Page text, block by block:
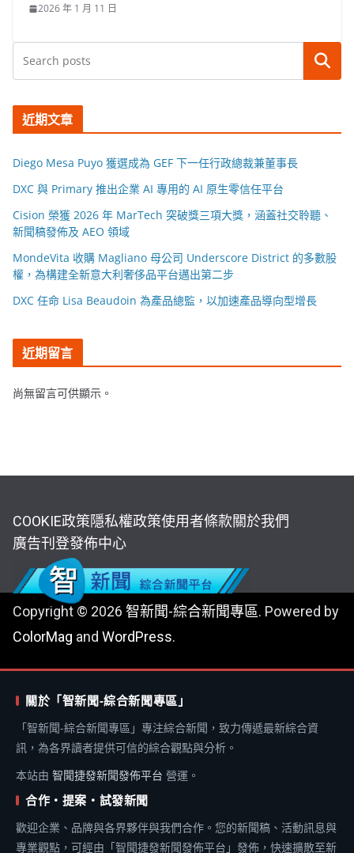
2026 年 1 月 11 日
搜尋
近期文章
Diego Mesa Puyo 獲選成為 GEF 下一任行政總裁兼董事長
DXC 與 Primary 推出企業 AI 專用的 AI 原生零信任平台
Cision 榮獲 2026 年 MarTech 突破獎三項大獎，涵蓋社交聆聽、
新聞稿發佈及 AEO 領域
MondeVita 收購 Magliano 母公司 Underscore District 的多數股
權，為構建全新意大利奢侈品平台邁出第二步
DXC 任命 Lisa Beaudoin 為產品總監，以加速產品導向型增長
近期留言
尚無留言可供顯示。
COOKIE政策隱私權政策使用者條款關於我們
廣告刊登發佈中心
Copyright © 2026 智新聞-綜合新聞專區. Powered by
ColorMag and WordPress.
關於「智新聞-綜合新聞專區」
「智新聞-綜合新聞專區」專注綜合新聞，致力傳遞最新綜合資
訊，為各界讀者提供可信的綜合觀點與分析。
本站由 智聞捷發新聞發佈平台 營運。
合作・提案・試發新聞
歡迎企業、品牌與各界夥伴與我們合作。您的新聞稿、活動訊息與
專業觀點，可經由「智聞捷發新聞發佈平台」發佈，快速擴散至新